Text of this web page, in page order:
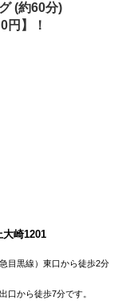
(約60分)
円】！
崎1201
目黒線）東口から徒歩2分
口から徒歩7分です。